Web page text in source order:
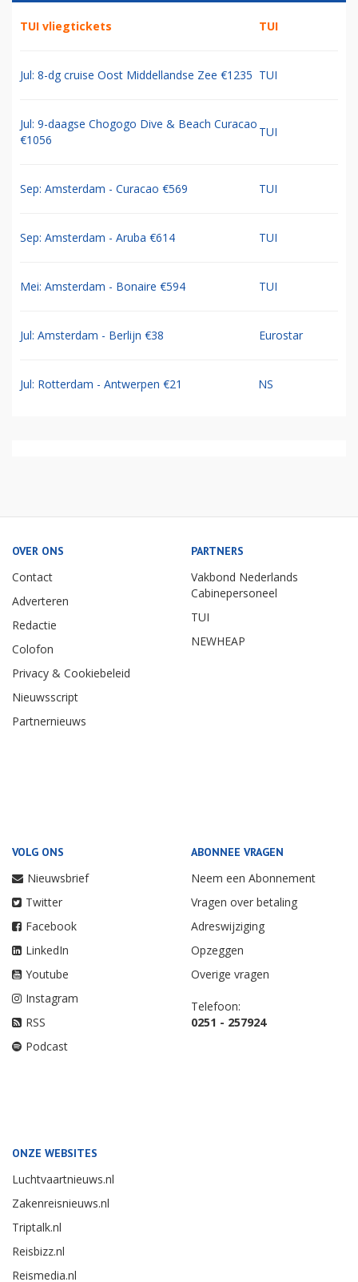
TUI vliegtickets TUI
Jul: 8-dg cruise Oost Middellandse Zee €1235 TUI
Jul: 9-daagse Chogogo Dive & Beach Curacao
€1056
TUI
Sep: Amsterdam - Curacao €569 TUI
Sep: Amsterdam - Aruba €614 TUI
Mei: Amsterdam - Bonaire €594 TUI
Jul: Amsterdam - Berlijn €38 Eurostar
Jul: Rotterdam - Antwerpen €21 NS
OVER ONS
Contact
Adverteren
Redactie
Colofon
Privacy & Cookiebeleid
Nieuwsscript
Partnernieuws
PARTNERS
Vakbond Nederlands
Cabinepersoneel
TUI
NEWHEAP
VOLG ONS
Nieuwsbrief
Twitter
Facebook
LinkedIn
Youtube
Instagram
RSS
Podcast
ABONNEE VRAGEN
Neem een Abonnement
Vragen over betaling
Adreswijziging
Opzeggen
Overige vragen
Telefoon:
0251 - 257924
ONZE WEBSITES
Luchtvaartnieuws.nl
Zakenreisnieuws.nl
Triptalk.nl
Reisbizz.nl
Reismedia.nl